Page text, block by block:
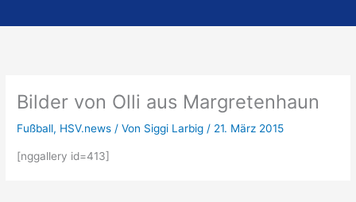
Bilder von Olli aus Margretenhaun
Fußball, HSV.news / Von Siggi Larbig/ 21. März 2015
[nggallery id=413]